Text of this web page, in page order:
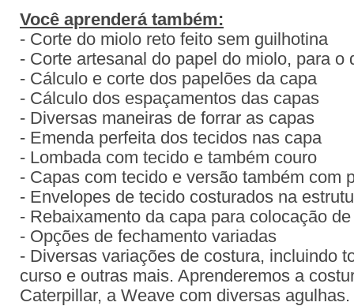
Você aprenderá também:
- Corte do miolo reto feito sem guilhotina
- Corte artesanal do papel do miolo, para o
- Cálculo e corte dos papelões da capa
- Cálculo dos espaçamentos das capas
- Diversas maneiras de forrar as capas
- Emenda perfeita dos tecidos nas capa
- Lombada com tecido e também couro
- Capas com tecido e versão também com
- Envelopes de tecido costurados na
- Rebaixamento da capa para colocação
- Opções de fechamento variadas
- Diversas variações de costura, incluindo
curso e outras mais. Aprenderemos a
Caterpillar, a Weave com diversas agulhas.